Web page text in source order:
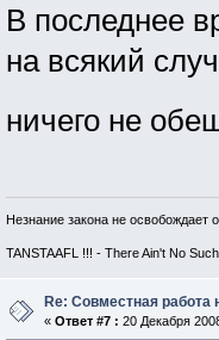
В последнее
на всякий
ничего не
Незнание закона не освобождает
TANSTAAFL !!! - There Ain't No
Re: Совместная работа
« Ответ #7 : 20 Декабря